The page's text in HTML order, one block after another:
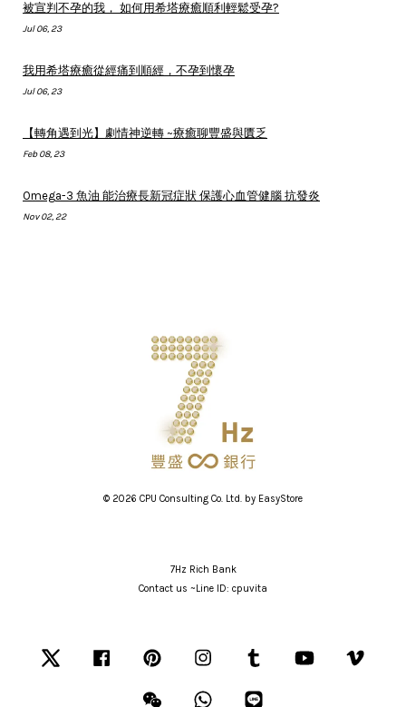
被宣判不孕的我， 如何用希塔療癒順利輕鬆受孕?
Jul 06, 23
我用希塔療癒從經痛到順經，不孕到懷孕
Jul 06, 23
【轉角遇到光】劇情神逆轉 ~療癒聊豐盛與匱乏
Feb 08, 23
Omega-3 魚油 能治療長新冠症狀 保護心血管健腦 抗發炎
Nov 02, 22
© 2026 CPU Consulting Co. Ltd. by EasyStore
7Hz Rich Bank
Contact us ~Line ID: cpuvita
Facebook Pinterest Instagram Tumblr YouTube
Wechat Whatsapp